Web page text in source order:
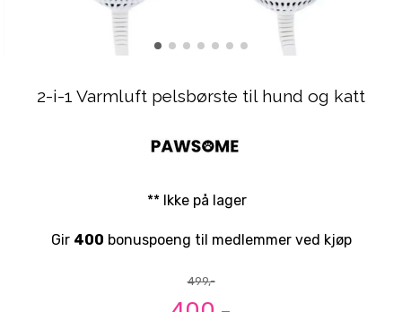
2-i-1 Varmluft pelsbørste til hund og katt
** Ikke på lager
Gir 400 bonuspoeng til medlemmer ved kjøp
499,-